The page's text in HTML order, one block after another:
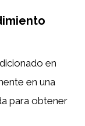
en
en una
para obtener